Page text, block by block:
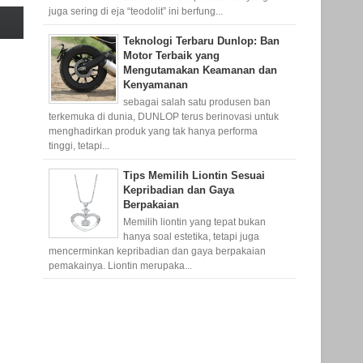
juga sering di eja “teodolit” ini berfung...
Teknologi Terbaru Dunlop: Ban
Motor Terbaik yang
Mengutamakan Keamanan dan
Kenyamanan
sebagai salah satu produsen ban
terkemuka di dunia, DUNLOP terus berinovasi untuk
menghadirkan produk yang tak hanya performa
tinggi, tetapi...
Tips Memilih Liontin Sesuai
Kepribadian dan Gaya
Berpakaian
Memilih liontin yang tepat bukan
hanya soal estetika, tetapi juga
mencerminkan kepribadian dan gaya berpakaian
pemakainya. Liontin merupaka...